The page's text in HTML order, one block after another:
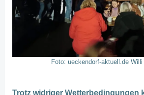
Foto: ueckendorf-aktuell.de Willi
Trotz widriger Wetterbedingungen